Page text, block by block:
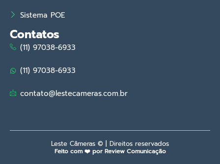
Sistema POE
Contatos
(11) 97038-6933
(11) 97038-6933
contato@lestecameras.com.br
Leste Câmeras © | Direitos reservados
Feito com ❤️ por Review Comunicação